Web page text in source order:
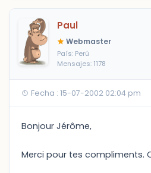
Paul
Webmaster
País: Perú
Mensajes: 1178
Fecha : 15-07-2002 02:04 pm
Bonjour Jérôme,
Merci pour tes compliments.